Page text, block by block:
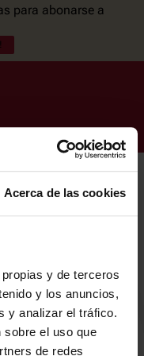
Acerca de las cookies
y de terceros
y los anuncios,
y analizar el tráfico.
el uso que
de redes
para abonarse a
del SASKI BASKONIA